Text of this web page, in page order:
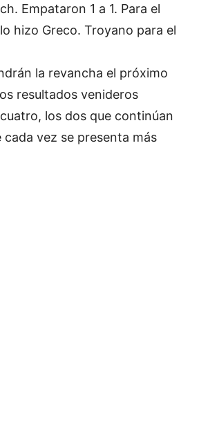
Empataron 1 a 1. Para el
hizo Greco. Troyano para el
la revancha el próximo
resultados venideros
los dos que continúan
cada vez se presenta más